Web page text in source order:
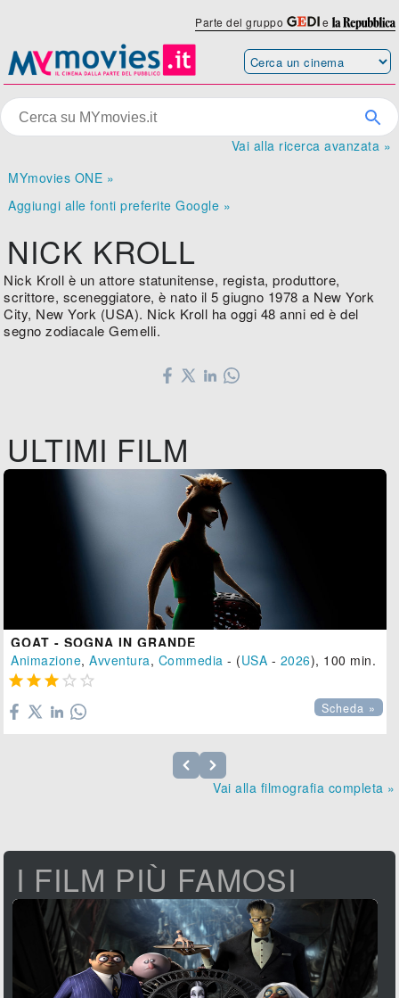
Parte del gruppo e
Vai alla ricerca avanzata »
MYmovies ONE »
Aggiungi alle fonti preferite Google »
NICK KROLL
Nick Kroll è un attore statunitense, regista, produttore,
scrittore, sceneggiatore, è nato il 5 giugno 1978 a New York
City, New York (USA). Nick Kroll ha oggi 48 anni ed è del
segno zodiacale Gemelli.
ULTIMI FILM
GOAT - SOGNA IN GRANDE
Animazione,Avventura, Commedia - (USA - 2026), 100 min.
    
Scheda »
Vai alla filmografia completa »
I FILM PIÙ FAMOSI